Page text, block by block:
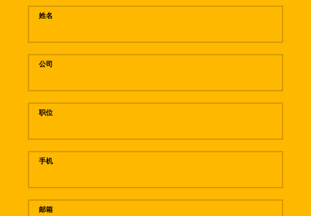
姓名
公司
职位
手机
邮箱